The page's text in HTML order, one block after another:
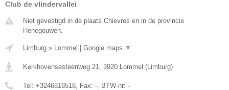
Club de vlindervallei
Niet gevestigd in de plaats Chievres en in de provincie
Henegouwen.
Limburg » Lommel Google maps ▼
Kerkhovensesteenweg 21 3920 Lommel ( Limburg)
Tel: +3246816518 , Fax: - , BTW-nr: -